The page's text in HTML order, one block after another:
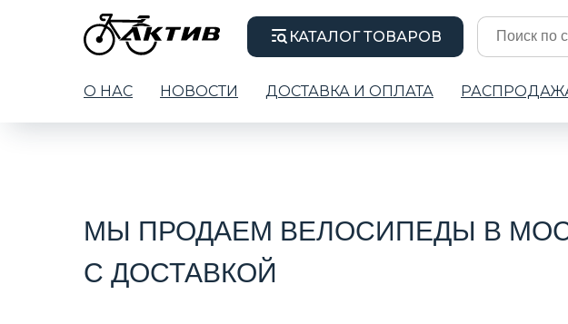
КАТАЛОГ ТОВАРОВ
О НАС НОВОСТИ ДОСТАВКА И ОПЛАТА
МЫ ПРОДАЕМ ВЕЛОСИПЕДЫ В
С ДОСТАВКОЙ